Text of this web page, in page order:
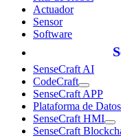
Actuador
Sensor
Software
SenseCraft AI
CodeCraft
SenseCraft APP
Plataforma de
SenseCraft HMI
SenseCraft